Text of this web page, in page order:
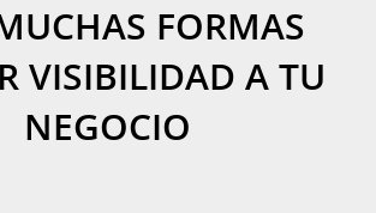
FORMAS
VISIBILIDAD A TU
NEGOCIO